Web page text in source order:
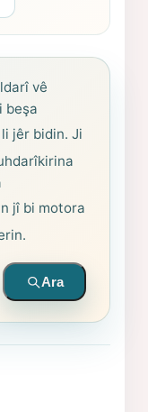
vê
beşa
jêr bidin. Ji
jî bi motora
Ara